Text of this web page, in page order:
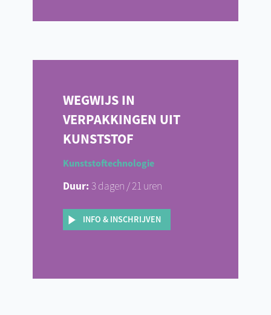
WEGWIJS IN
VERPAKKINGEN UIT
KUNSTSTOF
Kunststoftechnologie
Duur: 3 dagen / 21 uren
INFO & INSCHRIJVEN